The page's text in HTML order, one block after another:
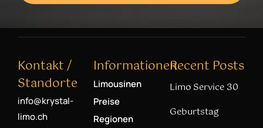
Kontakt /
Standorte
info@krystal-
limo.ch
Informationen
Limousinen
Preise
Regionen
Recent Posts
Limo Service 30
Geburtstag